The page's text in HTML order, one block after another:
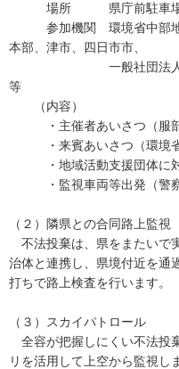
場所 県庁前駐車場（
参加機関 環境省中部地
本部、津市、四日市市、
一般社団法人三重県
等
（内容）
・主催者あいさつ（服部
・来賓あいさつ（環境省
・地域活動支援団体に対
・監視車両等出発（警察
（２）隣県との合同路上監視
不法投棄は、県をまたいで
治体と連携し、県境付近を通
打ちで路上検査を行います。
（３）スカイパトロール
全容が把握しにくい不法投
リを活用して上空から監視し